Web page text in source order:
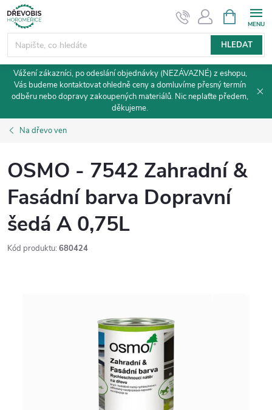
Přejít
na
obsah
HLEDAT
NÁKUPNÍ
KOŠÍK
Vážení zákazníci, po odeslání objednávky (NEZÁVAZNÉ) z eshopu,
Vás budeme kontaktovat ohledně ceny a domluvíme přesný termín
odběru nebo dopravy zakoupených materiálů. Nic neplaťte předem,
děkujeme.
Na dřevo ven
OSMO - 7542 Zahradní &
Fasádní barva Dopravní
šedá A 0,75L
Kód produktu: 680424